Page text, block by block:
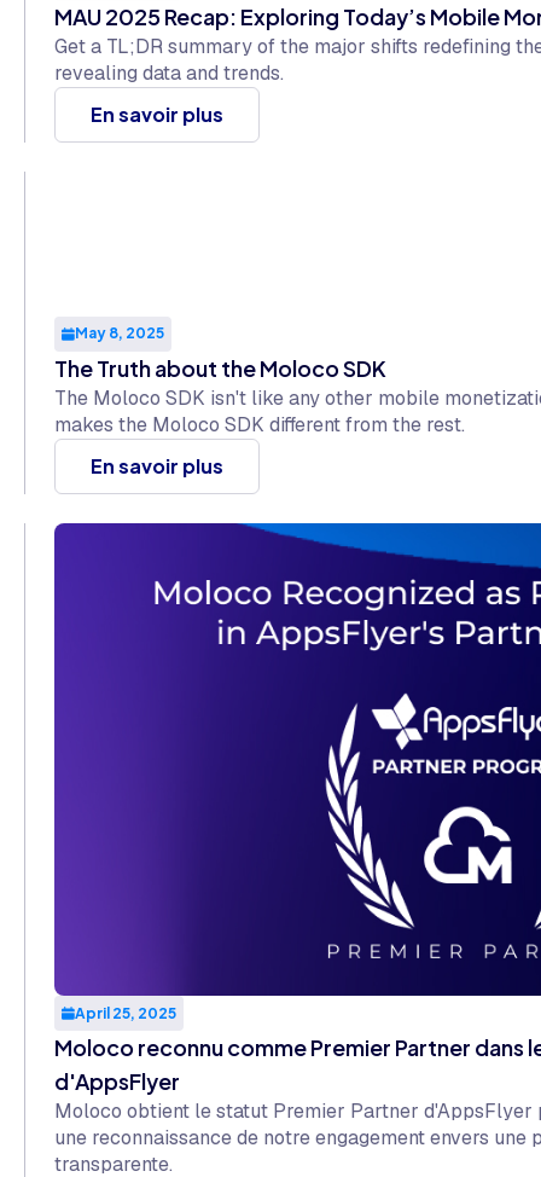
MAU 2025 Recap: Exploring Today’s Mobile
Get a TL;DR summary of the major shifts redefining
revealing data and trends.
En savoir plus
May 8, 2025
The Truth about the Moloco SDK
The Moloco SDK isn't like any other mobile
makes the Moloco SDK different from the rest.
En savoir plus
April 25, 2025
Moloco reconnu comme Premier Partner dans
d'AppsFlyer
Moloco obtient le statut Premier Partner d'AppsFlyer
une reconnaissance de notre engagement envers
transparente.